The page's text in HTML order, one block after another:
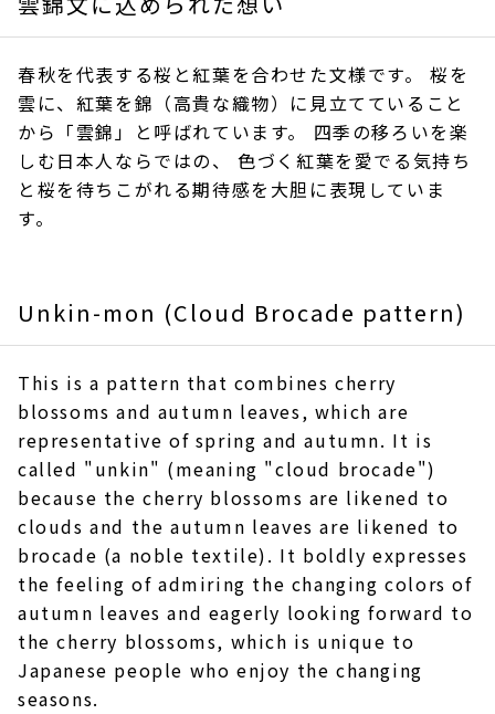
春秋を代表する桜と紅葉を合わせた文様です。 桜を
雲に、紅葉を錦（高貴な織物）に見立てていること
から「雲錦」と呼ばれています。 四季の移ろいを楽
しむ日本人ならではの、 色づく紅葉を愛でる気持ち
と桜を待ちこがれる期待感を大胆に表現していま
す。
Unkin-mon (Cloud Brocade pattern)
This is a pattern that combines cherry
blossoms and autumn leaves, which are
representative of spring and autumn. It is
called "unkin" (meaning "cloud brocade")
because the cherry blossoms are likened to
clouds and the autumn leaves are likened to
brocade (a noble textile). It boldly expresses
the feeling of admiring the changing colors of
autumn leaves and eagerly looking forward to
the cherry blossoms, which is unique to
Japanese people who enjoy the changing
seasons.